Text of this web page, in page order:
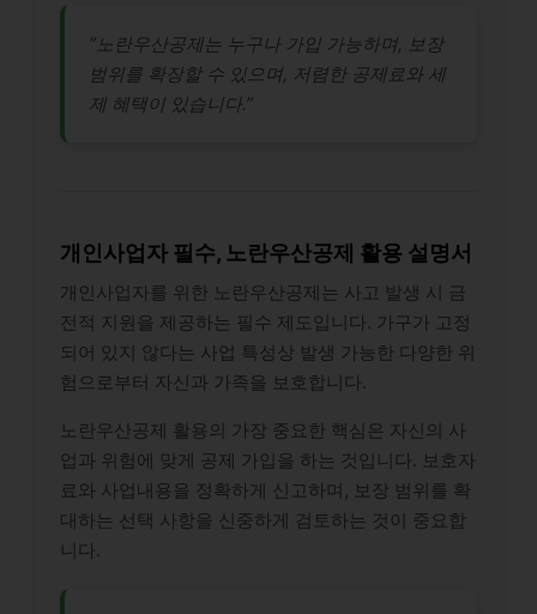
“노란우산공제는 누구나 가입 가능하며, 보장
범위를 확장할 수 있으며, 저렴한 공제료와 세
제 혜택이 있습니다.”
개인사업자 필수, 노란우산공제 활용 설명서
개인사업자를 위한 노란우산공제는 사고 발생 시 금
전적 지원을 제공하는 필수 제도입니다. 가구가 고정
되어 있지 않다는 사업 특성상 발생 가능한 다양한 위
험으로부터 자신과 가족을 보호합니다.
노란우산공제 활용의 가장 중요한 핵심은 자신의 사
업과 위험에 맞게 공제 가입을 하는 것입니다. 보호자
료와 사업내용을 정확하게 신고하며, 보장 범위를 확
대하는 선택 사항을 신중하게 검토하는 것이 중요합
니다.